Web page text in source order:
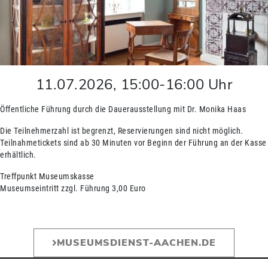
11.07.2026, 15:00-16:00 Uhr
Öffentliche Führung durch die Dauerausstellung mit Dr. Monika Haas
Die Teilnehmerzahl ist begrenzt, Reservierungen sind nicht möglich.
Teilnahmetickets sind ab 30 Minuten vor Beginn der Führung an der Kasse
erhältlich.
Treffpunkt Museumskasse
Museumseintritt zzgl. Führung 3,00 Euro
MUSEUMSDIENST-AACHEN.DE